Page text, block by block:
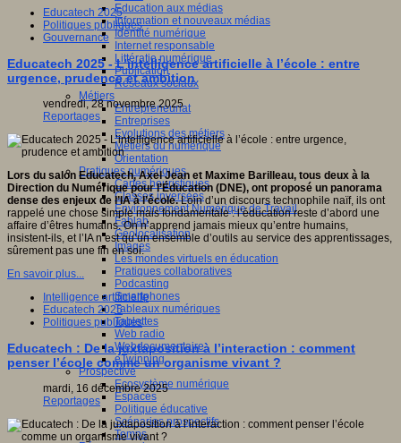
Education aux médias
Information et nouveaux médias
Identité numérique
Internet responsable
Littératie numérique
Publication
Réseaux sociaux
Métiers
Entrepreneuriat
Entreprises
Evolutions des métiers
Métiers du numérique
Orientation
Pratiques numériques
Cartes heuristiques
Classes inversées
Environnement Numérique de Travail
Fablab
Géolocalisation
Images
Les mondes virtuels en éducation
Pratiques collaboratives
Podcasting
Smartphones
Tableaux numériques
Tablettes
Web radio
Webdocumentaire
eTwinning
Prospective
Ecosystème numérique
Espaces
Politique éducative
Scénarios prospectifs
Temps
Educatech 2025
Politiques publiques
Gouvernance
Educatech 2025 - L’intelligence artificielle à l’école : entre
urgence, prudence et ambition
vendredi, 28 novembre 2025
Reportages
Lors du salon Educatech, Axel Jean et Maxime Barilleau, tous deux à la
Direction du Numérique pour l’Éducation (DNE), ont proposé un panorama
dense des enjeux de l’IA à l’école.Loin d’un discours technophile naïf, ils ont
rappelé une chose simple mais fondamentale : l’éducation reste d’abord une
affaire d’êtres humains. On n’apprend jamais mieux qu’entre humains,
insistent-ils, et l’IA n’est qu’un ensemble d’outils au service des apprentissages,
sûrement pas une fin en soi.
En savoir plus...
Intelligence artificielle
Educatech 2025
Politiques publiques
Educatech : De la juxtaposition à l’interaction : comment
penser l’école comme un organisme vivant ?
mardi, 16 décembre 2025
Reportages